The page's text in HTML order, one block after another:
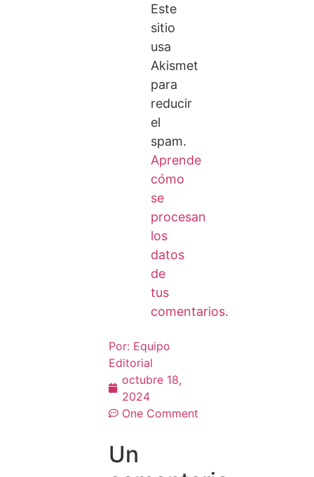
Este
sitio
usa
Akismet
para
reducir
el
spam.
Aprende
cómo
se
procesan
los
datos
de
tus
comentarios.
Por: Equipo
Editorial
octubre 18,
2024
One Comment
Un